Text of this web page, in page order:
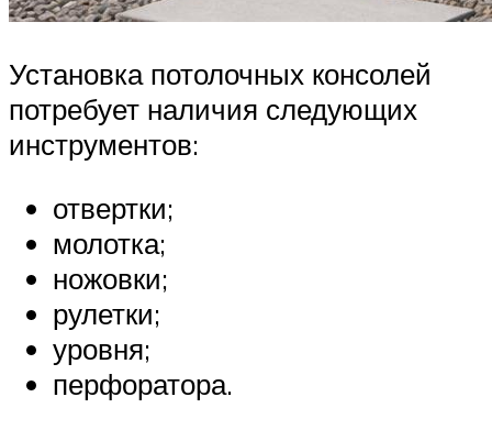
Установка потолочных консолей
потребует наличия следующих
инструментов:
отвертки;
молотка;
ножовки;
рулетки;
уровня;
перфоратора.